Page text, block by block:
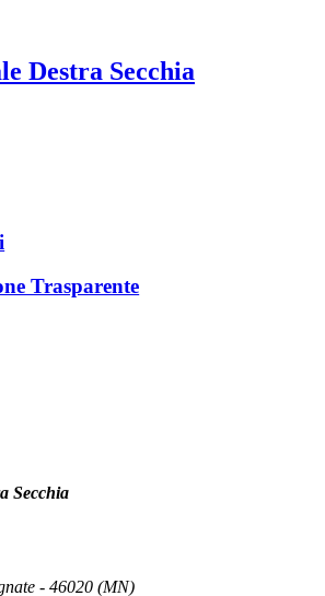
Destra Secchia
Trasparente
Secchia
- 46020 (MN)